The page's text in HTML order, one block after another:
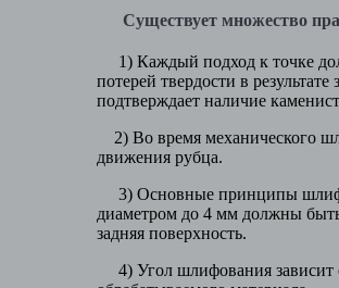
Существует множество
1) Каждый подход к точке
потерей твердости в
подтверждает наличие
2) Во время механического
движения рубца.
3) Основные принципы
диаметром до 4 мм должны
задняя поверхность.
4) Угол шлифования зависит